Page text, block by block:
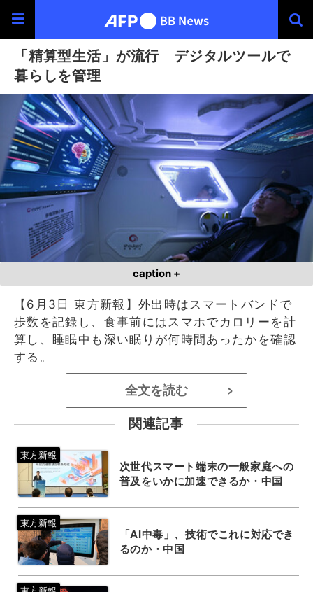
「精算型生活」が流行 デジタルツールで
暮らしを管理
caption +
【6月3日 東方新報】外出時はスマートバンドで
歩数を記録し、食事前にはスマホでカロリーを計
算し、睡眠中も深い眠りが何時間あったかを確認
する。
全文を読む >
関連記事
次世代スマート端末の一般家庭への
普及をいかに加速できるか・中国
「AI中毒」、技術でこれに対応でき
るのか・中国